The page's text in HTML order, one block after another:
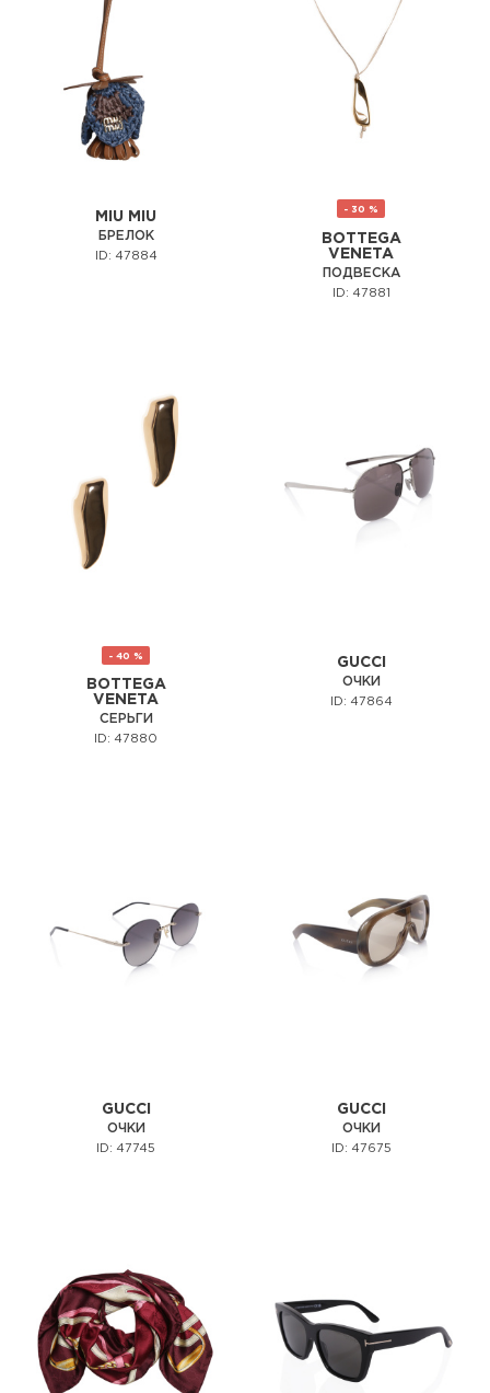
MIU MIU
БРЕЛОК
ID: 47884
- 30 %
BOTTEGA
VENETA
ПОДВЕСКА
ID: 47881
- 40 %
BOTTEGA
VENETA
СЕРЬГИ
ID: 47880
GUCCI
ОЧКИ
ID: 47864
GUCCI
ОЧКИ
ID: 47745
GUCCI
ОЧКИ
ID: 47675